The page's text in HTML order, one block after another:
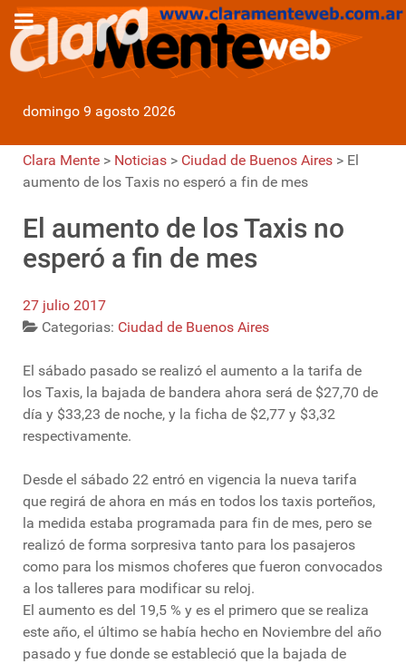
domingo 9 agosto 2026
Clara Mente > Noticias > Ciudad de Buenos Aires > El
aumento de los Taxis no esperó a fin de mes
El aumento de los Taxis no
esperó a fin de mes
27 julio 2017
Categorias: Ciudad de Buenos Aires
El sábado pasado se realizó el aumento a la tarifa de
los Taxis, la bajada de bandera ahora será de $27,70 de
día y $33,23 de noche, y la ficha de $2,77 y $3,32
respectivamente.
Desde el sábado 22 entró en vigencia la nueva tarifa
que regirá de ahora en más en todos los taxis porteños,
la medida estaba programada para fin de mes, pero se
realizó de forma sorpresiva tanto para los pasajeros
como para los mismos choferes que fueron convocados
a los talleres para modificar su reloj.
El aumento es del 19,5 % y es el primero que se realiza
este año, el último se había hecho en Noviembre del año
pasado y fue donde se estableció que la bajada de